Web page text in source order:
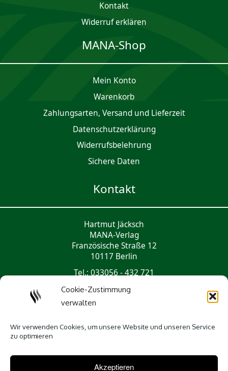
Cookie-Zustimmung
verwalten
Wir verwenden Cookies, um unsere Website und unseren Service
zu optimieren
Akzeptieren
Kontakt
Widerruf erklären
MANA-Shop
Mein Konto
Waren­korb
Zahlungsarten, Versand und Lieferzeit
Daten­schutz­er­klärung
Widerrufsbelehrung
Sichere Daten
Kontakt
Hartmut Jäcksch
MANA-Verlag
Französische Straße 12
10117 Berlin
Tel.: 033056 - 432 721
Social Media